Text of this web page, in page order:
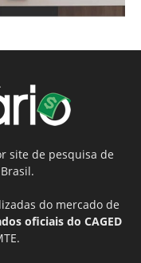
site de pesquisa de
do mercado de
oficiais do CAGED